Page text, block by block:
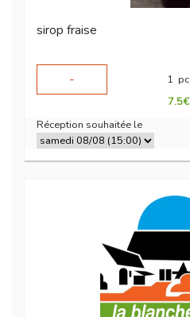
sirop fraise
-
1 pc
7.5€
Réception souhaitée le